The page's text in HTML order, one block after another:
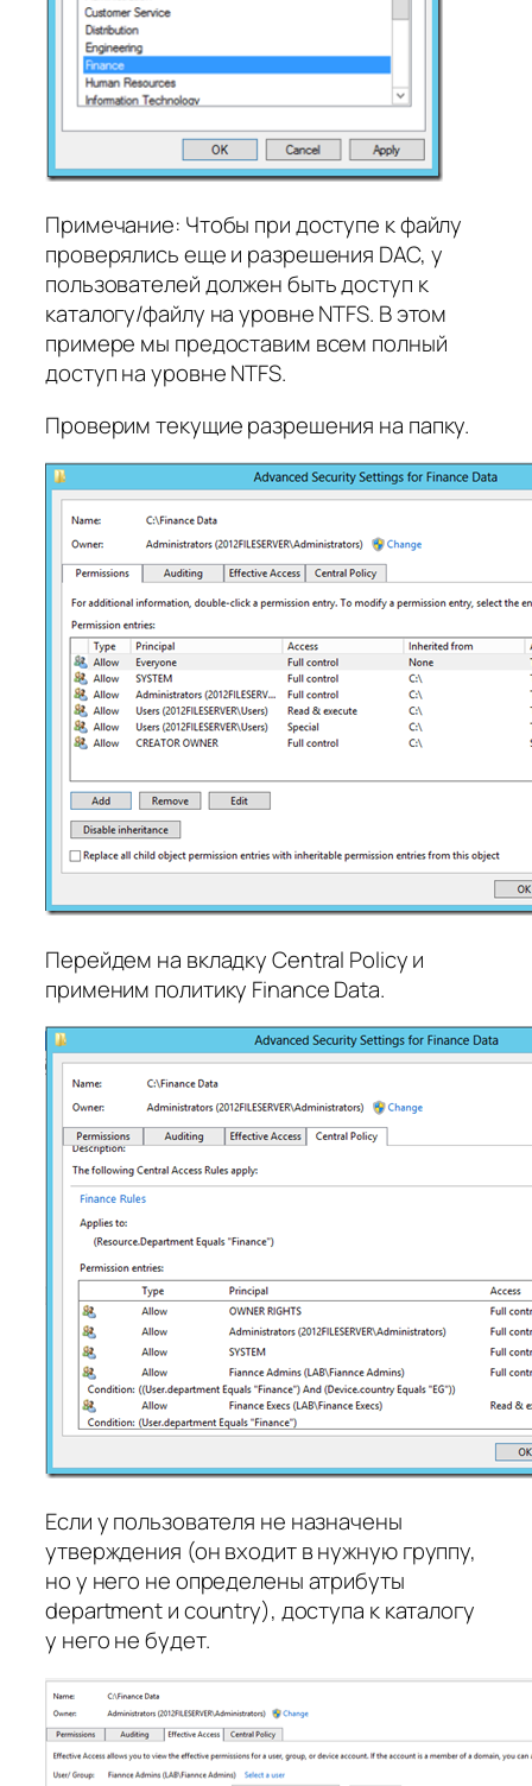
Примечание: Чтобы при доступе к файлу
проверялись еще и разрешения DAC, у
пользователей должен быть доступ к
каталогу/файлу на уровне NTFS. В этом
примере мы предоставим всем полный
доступ на уровне NTFS.
Проверим текущие разрешения на папку.
Перейдем на вкладку Central Policy и
применим политику Finance Data.
Если у пользователя не назначены
утверждения (он входит в нужную группу,
но у него не определены атрибуты
department и country), доступа к каталогу
у него не будет.